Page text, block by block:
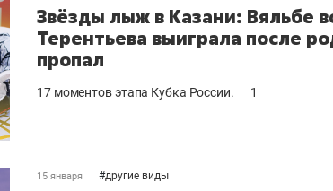
Звёзды лыж в Казани: Вяльбе
Терентьева выиграла после
пропал
17 моментов этапа Кубка России. 1
15 января #другие виды